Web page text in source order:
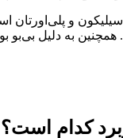
به دلیل بی‌بو
کدام است؟